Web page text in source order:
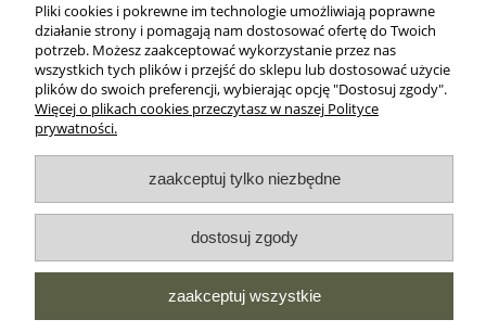
WSZELKIE PRAWA ZASTRZEŻONE MOROWO © 2018
realizacja:
pokaż pełną wersję strony
NASZE ODZNAKI
Pliki cookies i pokrewne im technologie umożliwiają poprawne
działanie strony i pomagają nam dostosować ofertę do Twoich
potrzeb. Możesz zaakceptować wykorzystanie przez nas
wszystkich tych plików i przejść do sklepu lub dostosować użycie
plików do swoich preferencji, wybierając opcję "Dostosuj zgody".
Więcej o plikach cookies przeczytasz w naszej Polityce
prywatności.
zaakceptuj tylko niezbędne
dostosuj zgody
zaakceptuj wszystkie